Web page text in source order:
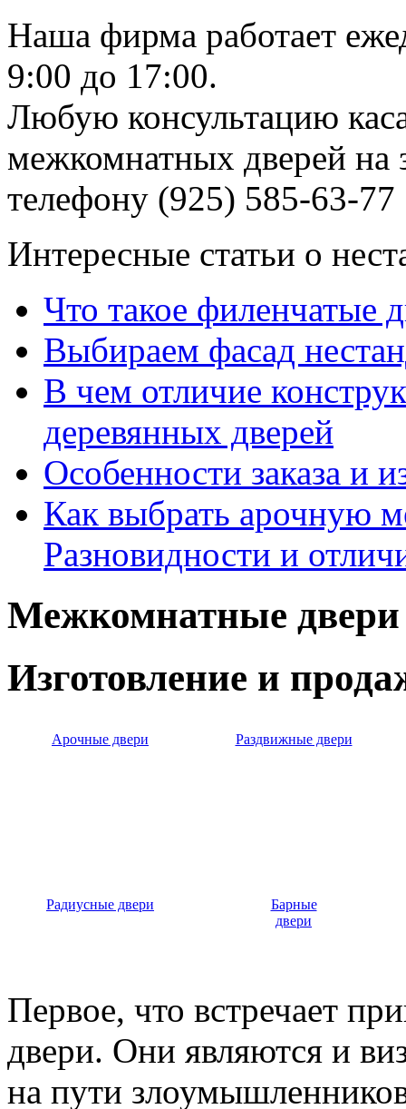
Наша фирма работает
9:00 до 17:00.
Любую консультацию
межкомнатных дверей на
телефону (925) 585-63-77
Интересные статьи о
Что такое филенчатые
Выбираем фасад
В чем отличие
деревянных дверей
Особенности заказа и
Как выбрать арочную
Разновидности и
Межкомнатные двери
Изготовление и
Арочные двери Раздвижные двери
Радиусные двери
Барные
двери
Первое, что встречает
двери. Они являются и
на пути